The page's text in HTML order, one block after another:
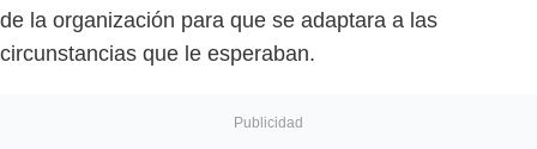
de la organización para que se adaptara a las
circunstancias que le esperaban.